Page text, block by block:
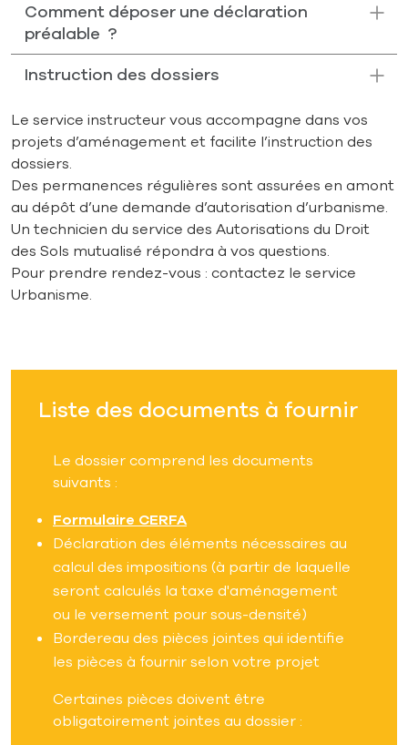
Comment déposer une déclaration
préalable ?
Instruction des dossiers
Le service instructeur vous accompagne dans vos
projets d’aménagement et facilite l’instruction des
dossiers.
Des permanences régulières sont assurées en amont
au dépôt d’une demande d’autorisation d’urbanisme.
Un technicien du service des Autorisations du Droit
des Sols mutualisé répondra à vos questions.
Pour prendre rendez-vous : contactez le service
Urbanisme.
Liste des documents à fournir
Le dossier comprend les documents
suivants :
Formulaire CERFA
Déclaration des éléments nécessaires au
calcul des impositions (à partir de laquelle
seront calculés la taxe d'aménagement
ou le versement pour sous-densité)
Bordereau des pièces jointes qui identifie
les pièces à fournir selon votre projet
Certaines pièces doivent être
obligatoirement jointes au dossier :